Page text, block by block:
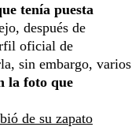
tenía puesta
después de
oficial de
sin embargo, varios
la foto que
de su zapato